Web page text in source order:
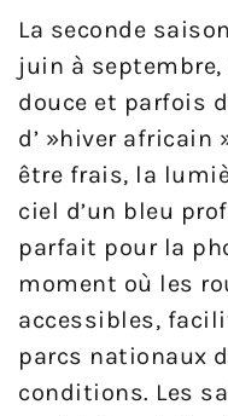
La seconde
juin à
douce et parfois
d’ »hiver africain
être frais, la
ciel d’un bleu
parfait pour la
moment où les
accessibles,
parcs nationaux
conditions. Les